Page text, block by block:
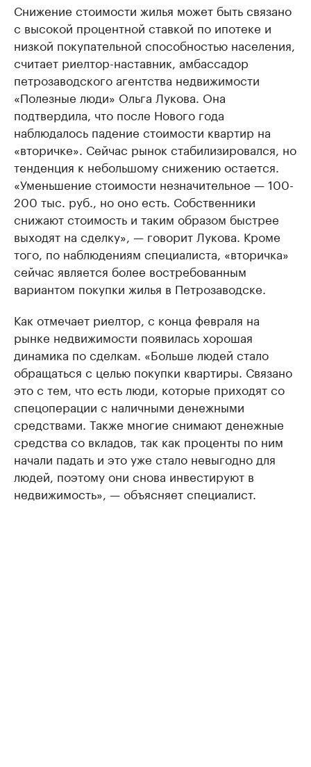
Снижение стоимости жилья может быть связано
с высокой процентной ставкой по ипотеке и
низкой покупательной способностью населения,
считает риелтор-наставник, амбассадор
петрозаводского агентства недвижимости
«Полезные люди» Ольга Лукова. Она
подтвердила, что после Нового года
наблюдалось падение стоимости квартир на
«вторичке». Сейчас рынок стабилизировался, но
тенденция к небольшому снижению остается.
«Уменьшение стоимости незначительное — 100-
200 тыс. руб., но оно есть. Собственники
снижают стоимость и таким образом быстрее
выходят на сделку», — говорит Лукова. Кроме
того, по наблюдениям специалиста, «вторичка»
сейчас является более востребованным
вариантом покупки жилья в Петрозаводске.
Как отмечает риелтор, с конца февраля на
рынке недвижимости появилась хорошая
динамика по сделкам. «Больше людей стало
обращаться с целью покупки квартиры. Связано
это с тем, что есть люди, которые приходят со
спецоперации с наличными денежными
средствами. Также многие снимают денежные
средства со вкладов, так как проценты по ним
начали падать и это уже стало невыгодно для
людей, поэтому они снова инвестируют в
недвижимость», — объясняет специалист.